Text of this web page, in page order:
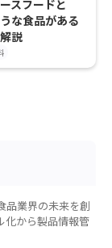
スフードと
な食品がある
説
品業界の未来を創
化から製品情報管